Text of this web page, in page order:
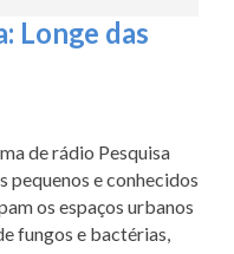
Longe das
de rádio Pesquisa
pequenos e conhecidos
os espaços urbanos
fungos e bactérias,